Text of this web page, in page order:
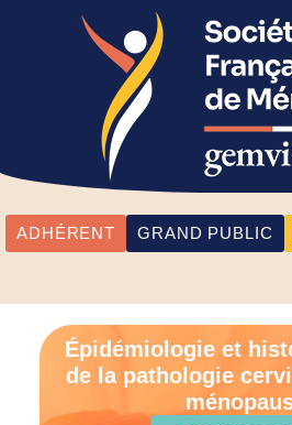
ADHÉRENT GRAND PUBLIC
Épidémiologie et
de la pathologie